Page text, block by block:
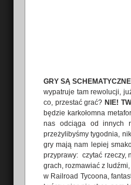
GRY SĄ SCHEMATYCZNE
wypatruje tam rewolucji,
co, przestać grać? NIE!
będzie karkołomna
nas odciąga od innych
przeżylibyśmy tygodnia,
gry mają nam lepiej
przyprawy: czytać rzeczy,
grach, rozmawiać z
w Railroad Tycoona,